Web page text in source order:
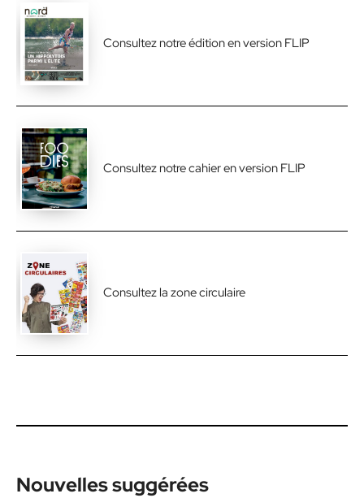
Consultez notre édition en version FLIP
Consultez notre cahier en version FLIP
Consultez la zone circulaire
Nouvelles suggérées